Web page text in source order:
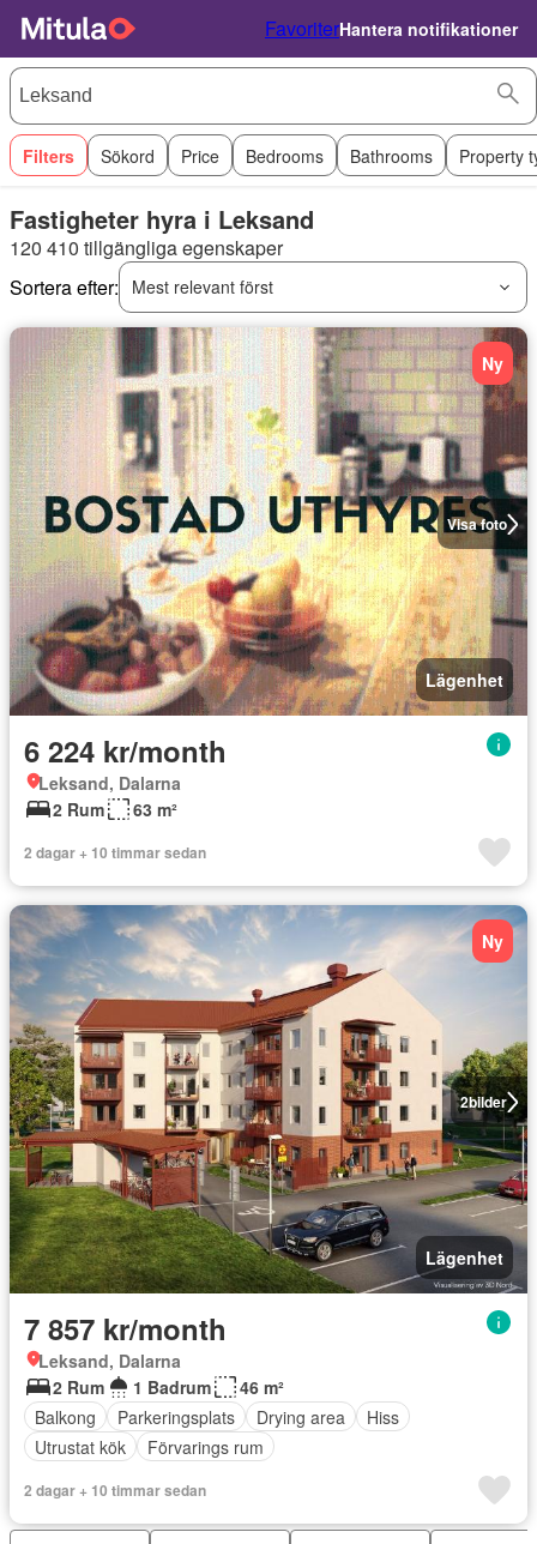
FavoriterHantera notifikationer
Filters Sökord Price Bedrooms Bathrooms Property
Fastigheter hyra i Leksand
120 410 tillgängliga egenskaper
Sortera efter:
Mest relevant först
Visa foto
Ny
Lägenhet
6 224 kr/month
Leksand, Dalarna
2 Rum
63 m²
2 dagar + 10 timmar sedan
2bilder
Ny
Lägenhet
7 857 kr/month
Leksand, Dalarna
2 Rum
1 Badrum
46 m²
Balkong
Parkeringsplats Drying area
Hiss
Utrustat kök
Förvarings rum
2 dagar + 10 timmar sedan